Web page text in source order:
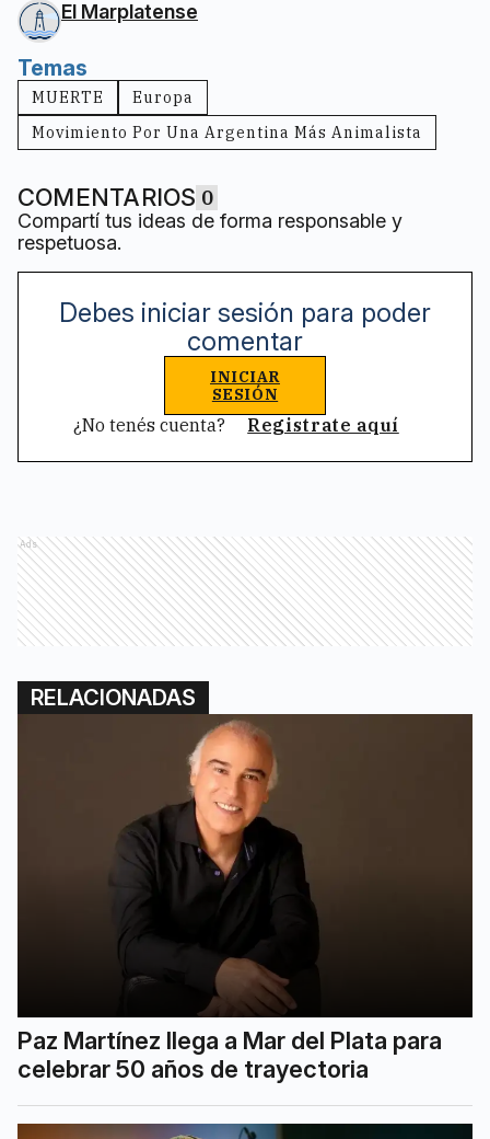
El Marplatense
Temas
MUERTE
Europa
Movimiento Por Una Argentina Más Animalista
COMENTARIOS 0
Compartí tus ideas de forma responsable y
respetuosa.
Debes iniciar sesión para poder
comentar
INICIAR
SESIÓN
¿No tenés cuenta? Registrate aquí
Ads
RELACIONADAS
Paz Martínez llega a Mar del Plata para
celebrar 50 años de trayectoria